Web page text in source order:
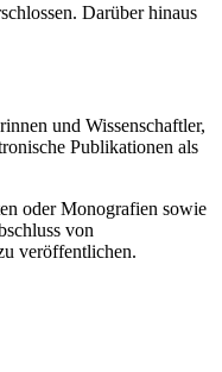
Darüber hinaus
und Wissenschaftler,
Publikationen als
oder Monografien sowie
von
veröffentlichen.